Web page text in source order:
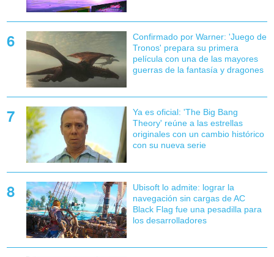
Confirmado por Warner: 'Juego de
Tronos' prepara su primera
película con una de las mayores
guerras de la fantasía y dragones
Ya es oficial: 'The Big Bang
Theory' reúne a las estrellas
originales con un cambio histórico
con su nueva serie
Ubisoft lo admite: lograr la
navegación sin cargas de AC
Black Flag fue una pesadilla para
los desarrolladores